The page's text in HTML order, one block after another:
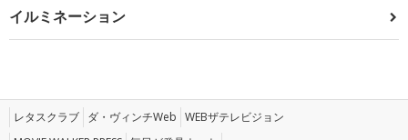
イルミネーション
レタスクラブ ダ・ヴィンチWeb WEBザテレビジョン